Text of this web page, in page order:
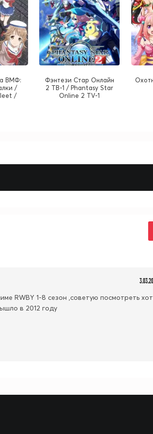
ВМФ:
/
/
Фэнтези Стар Онлайн
2 ТВ-1 / Phantasy Star
Online 2 TV-1
RWBY 1-8 сезон ,советую посмотреть
в 2012 году